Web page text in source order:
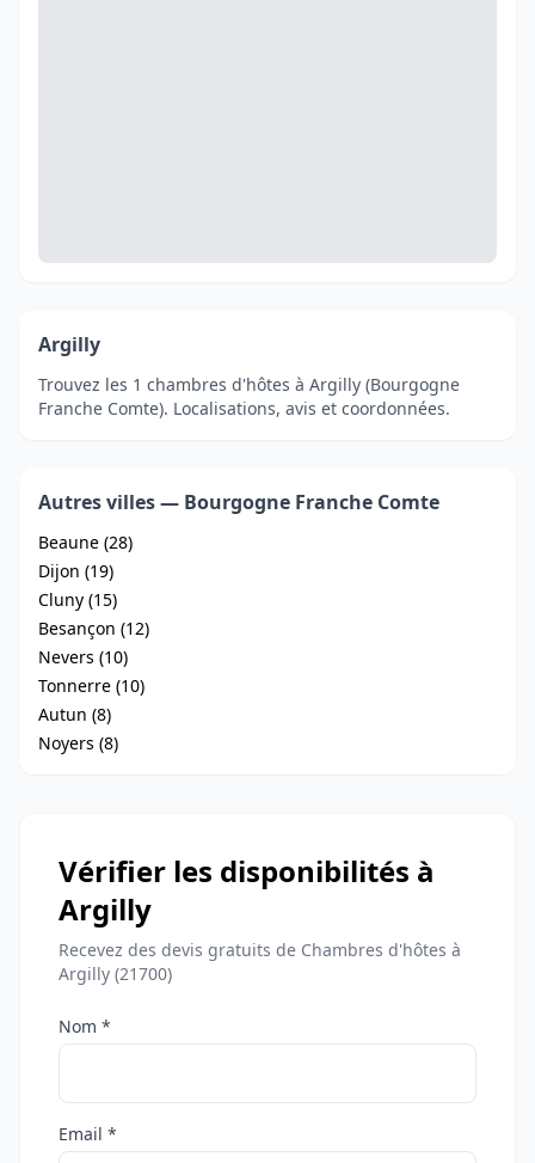
Argilly
Trouvez les 1 chambres d'hôtes à Argilly (Bourgogne
Franche Comte). Localisations, avis et coordonnées.
Autres villes — Bourgogne Franche Comte
Beaune (28)
Dijon (19)
Cluny (15)
Besançon (12)
Nevers (10)
Tonnerre (10)
Autun (8)
Noyers (8)
Vérifier les disponibilités à
Argilly
Recevez des devis gratuits de Chambres d'hôtes à
Argilly (21700)
Nom *
Email *